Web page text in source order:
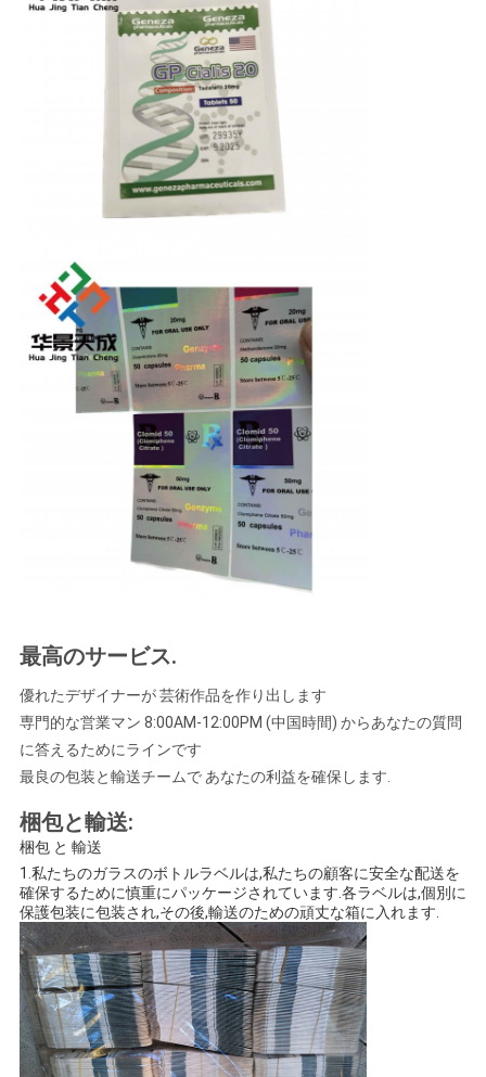
最高のサービス.
優れたデザイナーが 芸術作品を作り出します
専門的な営業マン 8:00AM-12:00PM (中国時間) からあなたの質問
に答えるためにラインです
最良の包装と輸送チームで あなたの利益を確保します.
梱包と輸送:
梱包 と 輸送
1.私たちのガラスのボトルラベルは,私たちの顧客に安全な配送を
確保するために慎重にパッケージされています.各ラベルは,個別に
保護包装に包装され,その後,輸送のための頑丈な箱に入れます.